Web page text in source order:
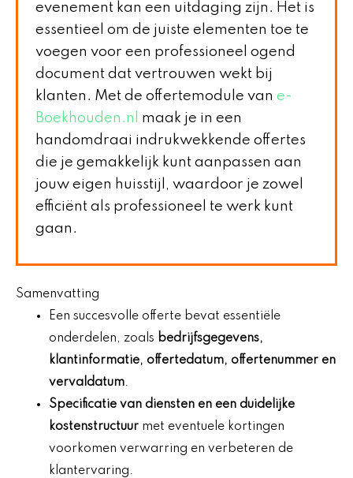
evenement kan een uitdaging zijn. Het is
essentieel om de juiste elementen toe te
voegen voor een professioneel ogend
document dat vertrouwen wekt bij
klanten. Met de offertemodule van e-
Boekhouden.nl
maak je in een
handomdraai indrukwekkende offertes
die je gemakkelijk kunt aanpassen aan
jouw eigen huisstijl, waardoor je zowel
efficiënt als professioneel te werk kunt
gaan.
Samenvatting
Een succesvolle offerte bevat essentiële
onderdelen, zoals bedrijfsgegevens,
klantinformatie, offertedatum, offertenummer en
vervaldatum.
Specificatie van diensten en een duidelijke
kostenstructuur met eventuele kortingen
voorkomen verwarring en verbeteren de
klantervaring.